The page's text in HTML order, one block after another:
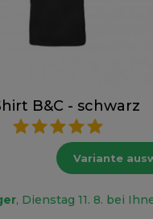
B&C - schwarz
Variante
, Dienstag 11. 8. bei